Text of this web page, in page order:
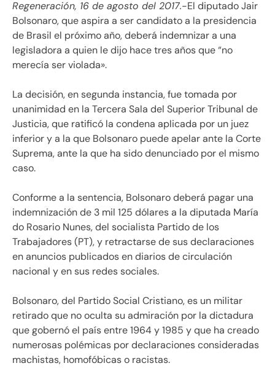
Regeneración, 16 de agosto del 2017.-El diputado Jair
Bolsonaro, que aspira a ser candidato a la presidencia
de Brasil el próximo año, deberá indemnizar a una
legisladora a quien le dijo hace tres años que “no
merecía ser violada».
La decisión, en segunda instancia, fue tomada por
unanimidad en la Tercera Sala del Superior Tribunal de
Justicia, que ratificó la condena aplicada por un juez
inferior y a la que Bolsonaro puede apelar ante la Corte
Suprema, ante la que ha sido denunciado por el mismo
caso.
Conforme a la sentencia, Bolsonaro deberá pagar una
indemnización de 3 mil 125 dólares a la diputada María
do Rosario Nunes, del socialista Partido de los
Trabajadores (PT), y retractarse de sus declaraciones
en anuncios publicados en diarios de circulación
nacional y en sus redes sociales.
Bolsonaro, del Partido Social Cristiano, es un militar
retirado que no oculta su admiración por la dictadura
que gobernó el país entre 1964 y 1985 y que ha creado
numerosas polémicas por declaraciones consideradas
machistas, homofóbicas o racistas.